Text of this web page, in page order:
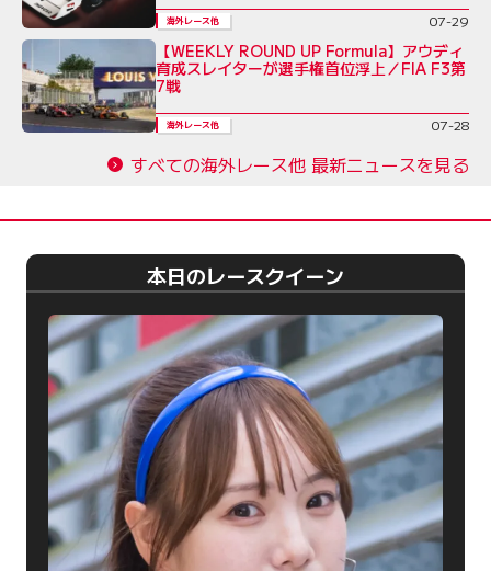
海外レース他 07-29
【WEEKLY ROUND UP Formula】アウディ
育成スレイターが選手権首位浮上／FIA F3第
7戦
海外レース他 07-28
すべての海外レース他 最新ニュースを見る
本日のレースクイーン